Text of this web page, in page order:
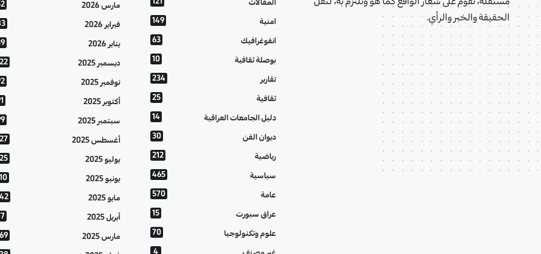
الحقيقة والخبر والرأي.
المقالات
امنية 149
انفوغرافيك 63
بوصلة ثقافية 10
تقارير 234
ثقافية 25
دليل الجامعات العراقية 14
ديوان الفن 30
رياضية 212
سياسية 465
عامة 570
عراق سبورت 15
علوم وتكنولوجيا 70
4
مارس 2026
فبراير 2026
يناير 2026
ديسمبر 2025
نوفمبر 2025
أكتوبر 2025
سبتمبر 2025
أغسطس 2025
يوليو 2025
يونيو 2025
مايو 2025
أبريل 2025
مارس 2025